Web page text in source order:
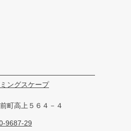
ングスケープ
町高上５６４－４
9687-29